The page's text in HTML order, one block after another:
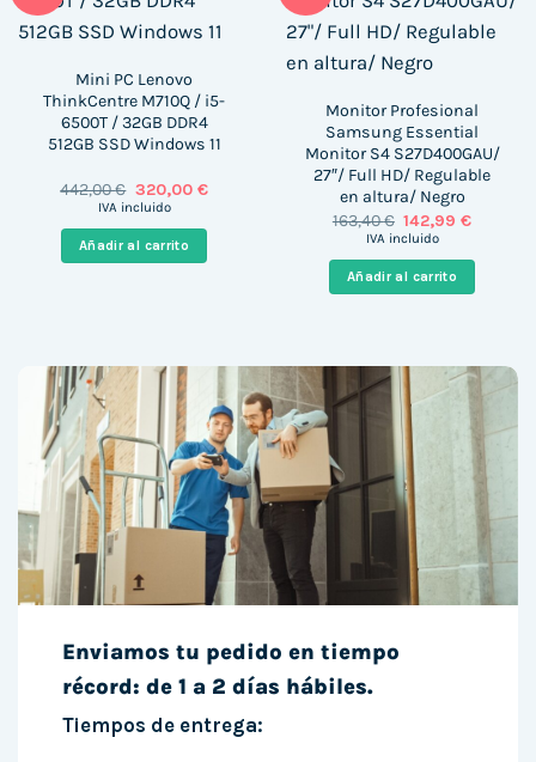
Mini PC Lenovo
ThinkCentre M710Q / i5-
6500T / 32GB DDR4
512GB SSD Windows 11
442,00€ El
precio
era:
442,00 €.
320,00 €El
es:
320,00 €.
IVA incluido
Añadir al carrito
Monitor Profesional
Samsung Essential
Monitor S4 S27D400GAU/
27″/ Full HD/ Regulable
en altura/ Negro
163,40€ El
precio
era:
163,40 €.
142,99€El
es:
142,99 €.
IVA incluido
Añadir al carrito
Enviamos tu pedido en tiempo
récord: de 1 a 2 días hábiles.
Tiempos de entrega: